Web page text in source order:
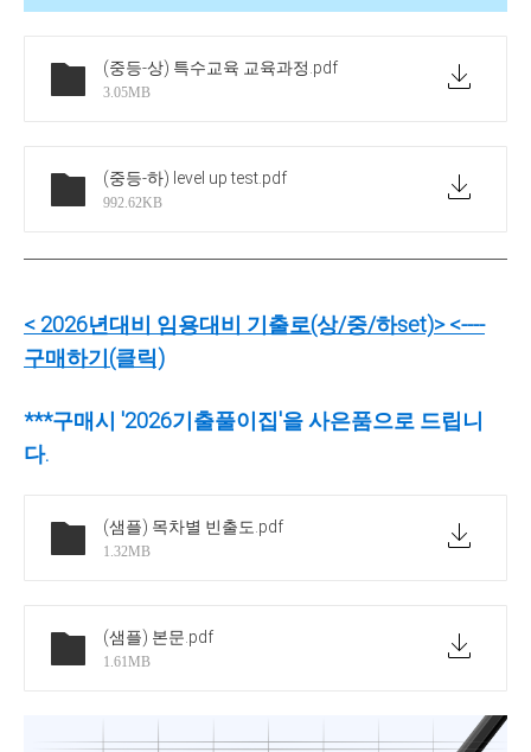
(중등-상) 특수교육 교육과정 .pdf
3.05MB
(중등-하) level up test .pdf
992.62KB
< 2026년대비 임용대비 기출로(상/중/하set)><----
구매하기(클릭)
***구매시 '2026기출풀이집'을 사은품으로 드립니
다.
(샘플) 목차별 빈출도 .pdf
1.32MB
(샘플) 본문 .pdf
1.61MB